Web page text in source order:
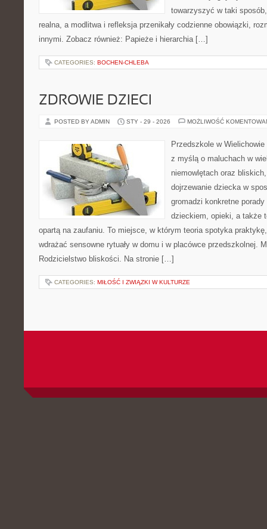
towarzyszyć w taki
realna, a modlitwa i refleksja przenikały codzienne obowiązki,
innymi. Zobacz również: Papieże i hierarchia […]
CATEGORIES: BOCHEN-CHLEBA
ZDROWIE DZIECI
POSTED BY ADMIN STY - 29 - 2026 MOŻLIWOŚĆ
Przedszkole w
z myślą o maluchach w
niemowlętach oraz
dojrzewanie dziecka w
gromadzi konkretne
dzieckiem, opieki, a także
opartą na zaufaniu. To miejsce, w którym teoria spotyka
wdrażać sensowne rytuały w domu i w placówce przedszkolnej.
Rodzicielstwo bliskości. Na stronie […]
CATEGORIES: MIŁOŚĆ I ZWIĄZKI W KULTURZE